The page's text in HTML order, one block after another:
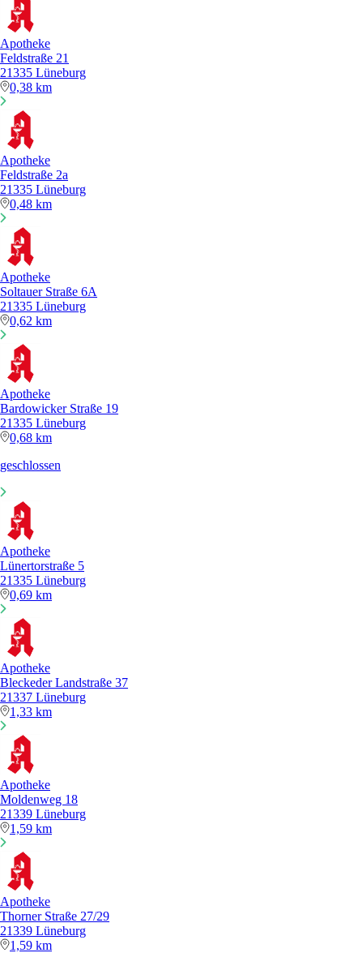
Apotheke
Feldstraße 21
21335 Lüneburg
0,38 km
Apotheke
Feldstraße 2a
21335 Lüneburg
0,48 km
Apotheke
Soltauer Straße 6A
21335 Lüneburg
0,62 km
Apotheke
Bardowicker Straße 19
21335 Lüneburg
0,68 km
geschlossen
Apotheke
Lünertorstraße 5
21335 Lüneburg
0,69 km
Apotheke
Bleckeder Landstraße 37
21337 Lüneburg
1,33 km
Apotheke
Moldenweg 18
21339 Lüneburg
1,59 km
Apotheke
Thorner Straße 27/29
21339 Lüneburg
1,59 km